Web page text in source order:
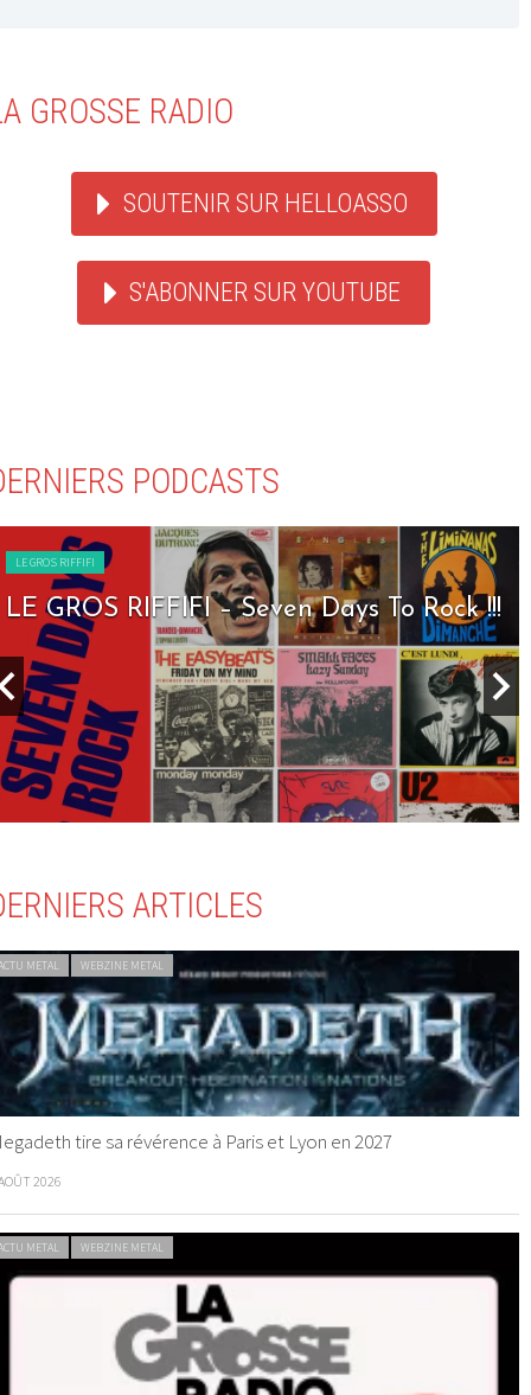
GROSSE RADIO
SOUTENIR SUR HELLOASSO
S'ABONNER SUR YOUTUBE
PODCASTS
LE GROS RIFFIFI
LE GROS RIFFIFI – Seven Days To Rock !!!
ARTICLES
METAL WEBZINE METAL
tire sa révérence à Paris et Lyon en 2027
2026
METAL WEBZINE METAL